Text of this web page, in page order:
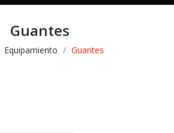
Guantes
Equipamiento Guantes